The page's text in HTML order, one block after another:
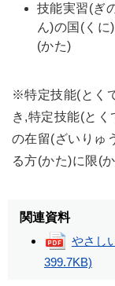
技能実習(ぎ
ん)の国(く
(かた)
※特定技能(とく
き,特定技能(と
の在留(ざいりゅ
る方(かた)に限(
関連資料
やさし
399.7KB)